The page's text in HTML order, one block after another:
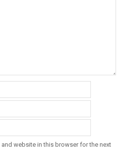
and website in this browser for the next